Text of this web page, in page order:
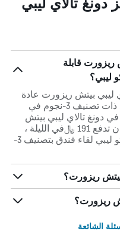
ريزورت قابلة
ليبي بيتش ريزورت عادة
أرخص بنسبة 9% عن المعدل لفنادق ذات تصنيف 3-نجوم في
دونغ تالاي ليبي بيتش
ريزورت، ضع في اعتبارك أنه عليك أن تدفع 191 ﷼في الليلة ،
والتي تعتبر صفقة جيدة في جزيرة كو ليبي لقاء فندق بتصنيف 3-
ريزورت؟
ريزورت؟
الشائعة